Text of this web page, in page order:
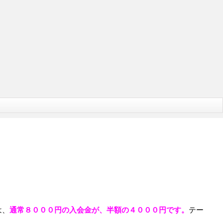
通常８０００円の入会金が、半額の４０００円です。 テー